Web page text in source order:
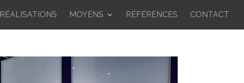
RÉALISATIONS MOYENS RÉFÉRENCES CONTACT